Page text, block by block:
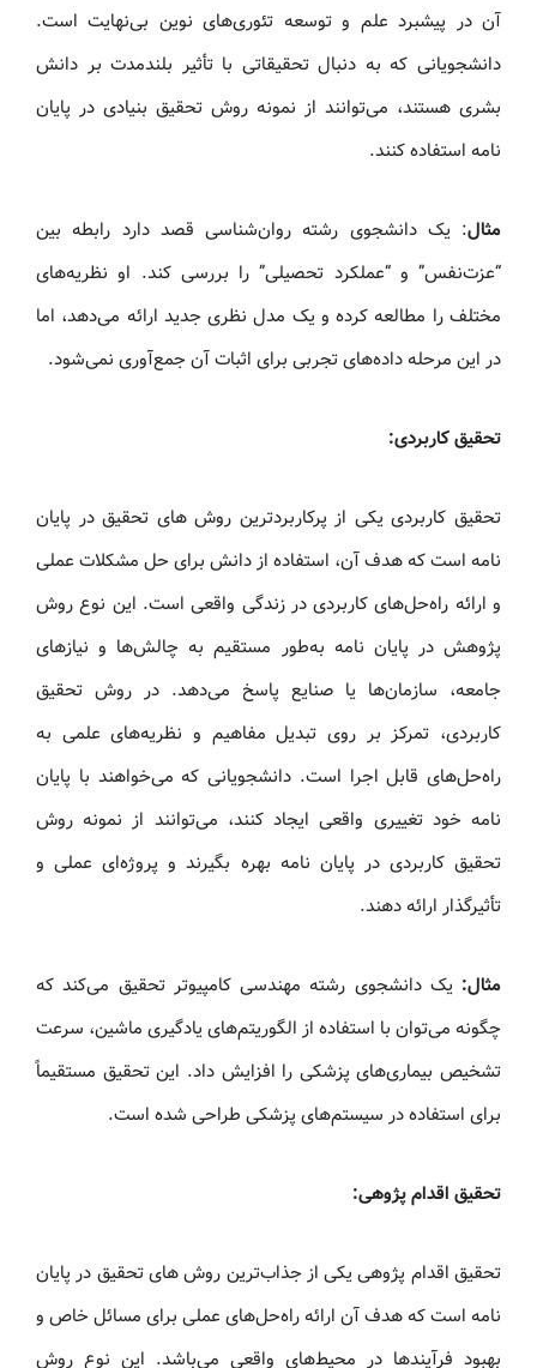
آن در پیشبرد علم و توسعه تئوری‌های نوین بی‌نهایت است.
دانشجویانی که به دنبال تحقیقاتی با تأثیر بلندمدت بر دانش
بشری هستند، می‌توانند از نمونه روش تحقیق بنیادی در پایان‌
نامه استفاده کنند.
مثال: یک دانشجوی رشته روان‌شناسی قصد دارد رابطه بین
“عزت‌نفس” و “عملکرد تحصیلی” را بررسی کند. او نظریه‌های
مختلف را مطالعه کرده و یک مدل نظری جدید ارائه می‌دهد، اما
در این مرحله داده‌های تجربی برای اثبات آن جمع‌آوری نمی‌شود.
تحقیق کاربردی:
تحقیق کاربردی یکی از پرکاربردترین روش های تحقیق در پایان‌
نامه است که هدف آن، استفاده از دانش برای حل مشکلات عملی
و ارائه راه‌حل‌های کاربردی در زندگی واقعی است. این نوع روش
پژوهش در پایان‌ نامه به‌طور مستقیم به چالش‌ها و نیازهای
جامعه، سازمان‌ها یا صنایع پاسخ می‌دهد. در روش تحقیق
کاربردی، تمرکز بر روی تبدیل مفاهیم و نظریه‌های علمی به
راه‌حل‌های قابل اجرا است. دانشجویانی که می‌خواهند با پایان
نامه خود تغییری واقعی ایجاد کنند، می‌توانند از نمونه روش
تحقیق کاربردی در پایان‌ نامه بهره بگیرند و پروژه‌ای عملی و
تأثیرگذار ارائه دهند.
مثال: یک دانشجوی رشته مهندسی کامپیوتر تحقیق می‌کند که
چگونه می‌توان با استفاده از الگوریتم‌های یادگیری ماشین، سرعت
تشخیص بیماری‌های پزشکی را افزایش داد. این تحقیق مستقیماً
برای استفاده در سیستم‌های پزشکی طراحی شده است.
تحقیق اقدام‌ پژوهی:
تحقیق اقدام‌ پژوهی یکی از جذاب‌ترین روش های تحقیق در پایان‌
نامه است که هدف آن ارائه راه‌حل‌های عملی برای مسائل خاص و
بهبود فرآیندها در محیط‌های واقعی می‌باشد. این نوع روش